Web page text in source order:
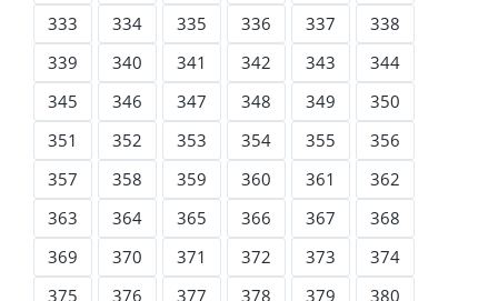
333
334 335 336 337
338
339
340 341 342 343
344
345
346 347 348 349
350
351
352 353 354 355
356
357
358 359 360 361
362
363
364 365 366 367
368
369
370 371 372 373
374
375
376 377 378 379 380